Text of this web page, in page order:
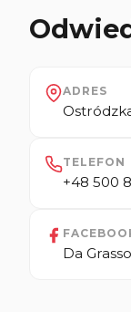
ADRES
TELEFON
+48 500
Da